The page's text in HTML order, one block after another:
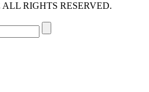
RIGHTS RESERVED.